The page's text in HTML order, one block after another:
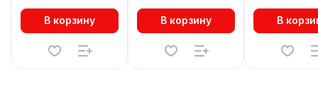
В корзину В корзину В